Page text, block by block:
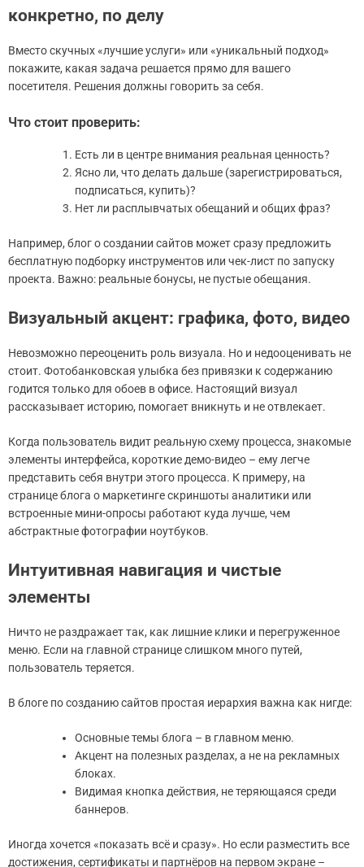
конкретно, по делу
Вместо скучных «лучшие услуги» или «уникальный подход»
покажите, какая задача решается прямо для вашего
посетителя. Решения должны говорить за себя.
Что стоит проверить:
Есть ли в центре внимания реальная ценность?
Ясно ли, что делать дальше (зарегистрироваться,
подписаться, купить)?
Нет ли расплывчатых обещаний и общих фраз?
Например, блог о создании сайтов может сразу предложить
бесплатную подборку инструментов или чек-лист по запуску
проекта. Важно: реальные бонусы, не пустые обещания.
Визуальный акцент: графика, фото, видео
Невозможно переоценить роль визуала. Но и недооценивать не
стоит. Фотобанковская улыбка без привязки к содержанию
годится только для обоев в офисе. Настоящий визуал
рассказывает историю, помогает вникнуть и не отвлекает.
Когда пользователь видит реальную схему процесса, знакомые
элементы интерфейса, короткие демо-видео – ему легче
представить себя внутри этого процесса. К примеру, на
странице блога о маркетинге скриншоты аналитики или
встроенные мини-опросы работают куда лучше, чем
абстрактные фотографии ноутбуков.
Интуитивная навигация и чистые
элементы
Ничто не раздражает так, как лишние клики и перегруженное
меню. Если на главной странице слишком много путей,
пользователь теряется.
В блоге по созданию сайтов простая иерархия важна как нигде:
Основные темы блога – в главном меню.
Акцент на полезных разделах, а не на рекламных
блоках.
Видимая кнопка действия, не теряющаяся среди
баннеров.
Иногда хочется «показать всё и сразу». Но если разместить все
достижения, сертификаты и партнёров на первом экране –